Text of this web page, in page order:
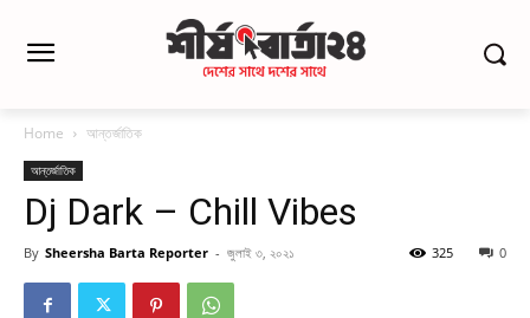
Home আন্তর্জাতিক
আন্তর্জাতিক
Dj Dark – Chill Vibes
By Sheersha Barta Reporter - জুলাই ৩, ২০২১ 0
325